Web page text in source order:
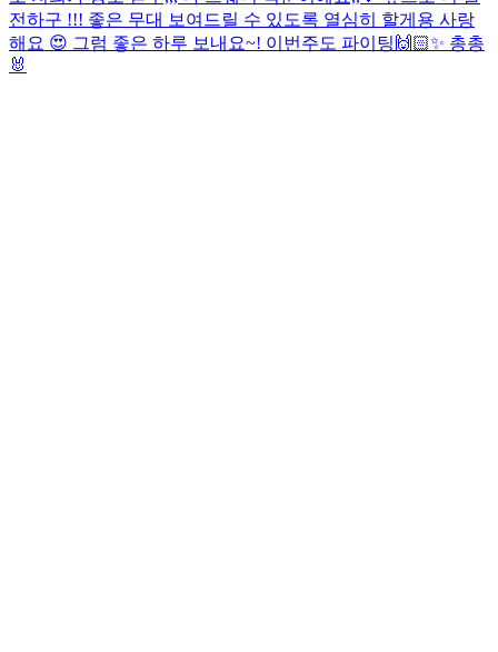
전하구 !!! 좋은 무대 보여드릴 수 있도록 열심히 할게용 사랑
해요 😍 그럼 좋은 하루 보내요~! 이번주도 파이팅🙌🏻✨ 총총
🐰